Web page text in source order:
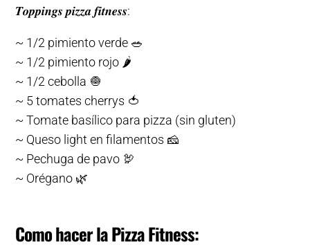
𝑻𝒐𝒑𝒑𝒊𝒏𝒈𝒔 𝒑𝒊𝒛𝒛𝒂 𝒇𝒊𝒕𝒏𝒆𝒔𝒔:
~ 1/2 pimiento verde 🥗
~ 1/2 pimiento rojo 🌶
~ 1/2 cebolla 🧅
~ 5 tomates cherrys 🍅
~ Tomate basílico para pizza (sin gluten)
~ Queso light en filamentos 🧀
~ Pechuga de pavo 🦃
~ Orégano 🌿
Como hacer la Pizza Fitness: